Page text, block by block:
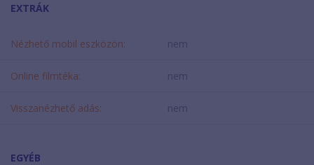
EXTRÁK
Nézhető mobil eszközön: nem
Online filmtéka: nem
Visszanézhető adás: nem
EGYÉB